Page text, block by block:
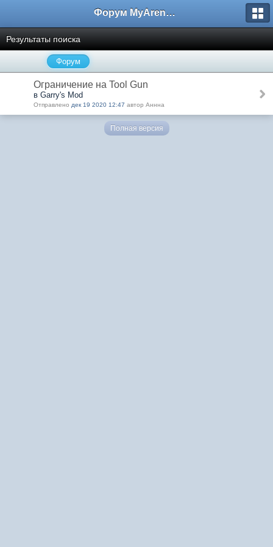
Форум MyArena.ru
Результаты поиска
Форум
Ограничение на Tool Gun
в Garry's Mod
Отправлено дек 19 2020 12:47 автор Аннна
Полная версия